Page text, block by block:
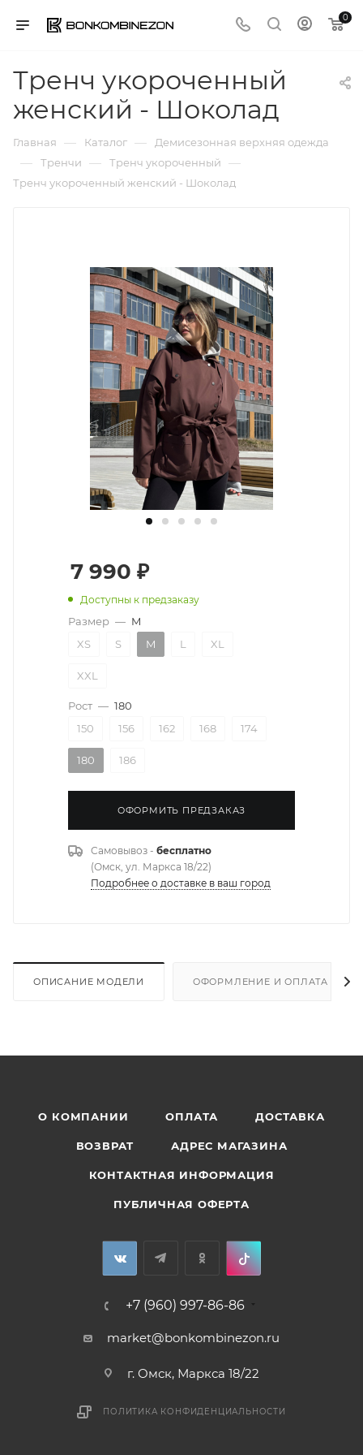
0
Тренч укороченный
женский - Шоколад
Главная — Каталог — Демисезонная верхняя одежда
— Тренчи — Тренч укороченный —
Тренч укороченный женский - Шоколад
7 990 ₽
Доступны к предзаказу
Размер — M
XS
S M L XL
XXL
Рост — 180
150
156 162 168 174
180 186
ОФОРМИТЬ ПРЕДЗАКАЗ
Самовывоз - бесплатно
(Омск, ул. Маркса 18/22)
Подробнее о доставке в ваш город
ОПИСАНИЕ МОДЕЛИ ОФОРМЛЕНИЕ И ОПЛАТА
О КОМПАНИИ ОПЛАТА ДОСТАВКА
ВОЗВРАТ АДРЕС МАГАЗИНА
КОНТАКТНАЯ ИНФОРМАЦИЯ
ПУБЛИЧНАЯ ОФЕРТА
+7 (960) 997-86-86
market@bonkombinezon.ru
г. Омск, Маркса 18/22
ПОЛИТИКА КОНФИДЕНЦИАЛЬНОСТИ